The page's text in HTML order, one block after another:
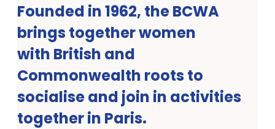
Founded in 1962, the BCWA
brings together women
with British and
Commonwealth roots to
socialise and join in activities
together in Paris.